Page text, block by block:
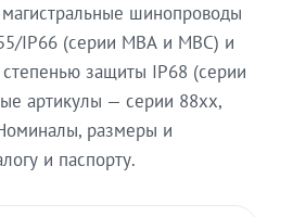
шинопроводы
IP66 (серии МВА и МВС) и
защиты IP68 (серии
артикулы — серии 88xx,
размеры и
и паспорту.